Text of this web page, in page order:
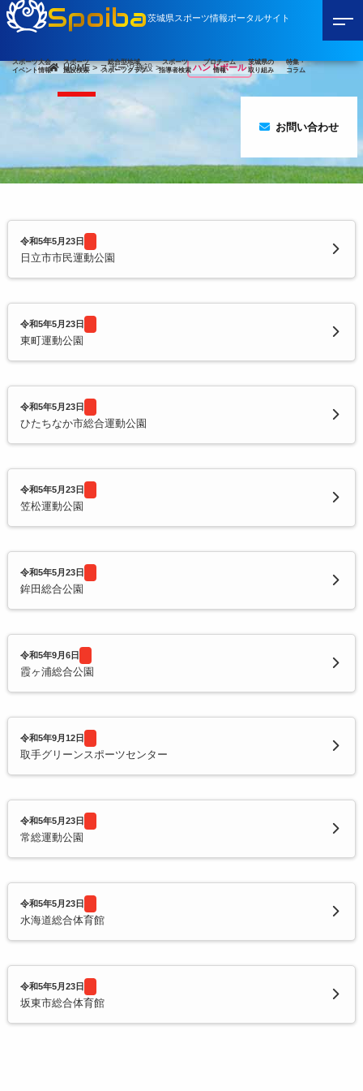
Spoiba茨城県スポーツ情報ポータルサイト
スポーツ大会
イベント情報
スポーツ
施設検索
総合型地域
スポーツクラブ
スポーツ
指導者検索
プロチーム
情報
茨城県の
取り組み
特集・
コラム
お問い合わせ
HOME>スポーツ施設> ハンドボール
令和5年5月23日
日立市市民運動公園
令和5年5月23日
東町運動公園
令和5年5月23日
ひたちなか市総合運動公園
令和5年5月23日
笠松運動公園
令和5年5月23日
鉾田総合公園
令和5年9月6日
霞ヶ浦総合公園
令和5年9月12日
取手グリーンスポーツセンター
令和5年5月23日
常総運動公園
令和5年5月23日
水海道総合体育館
令和5年5月23日
坂東市総合体育館